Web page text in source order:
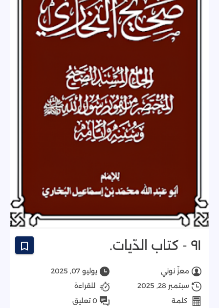
٩١ - كتاب الدّيات.
معزّ نوني
يوليو 07, 2025
سبتمبر 28, 2025
للقراءة
كلمة
0 تعليق